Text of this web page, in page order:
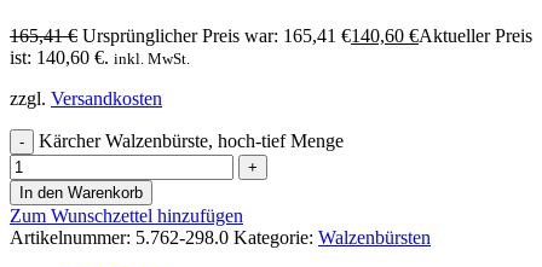
165,41€ Ursprünglicher Preis war: 165,41 €140,60 €Aktueller Preis
ist: 140,60 €. inkl. MwSt.
zzgl. Versandkosten
Kärcher Walzenbürste, hoch-tief Menge
In den Warenkorb
Zum Wunschzettel hinzufügen
Artikelnummer: 5.762-298.0 Kategorie: Walzenbürsten